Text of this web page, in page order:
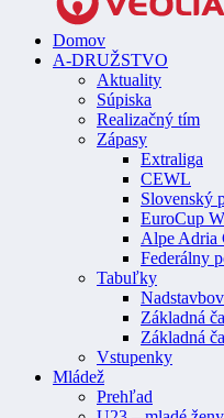
Domov
A-DRUŽSTVO
Aktuality
Súpiska
Realizačný tím
Zápasy
Extraliga
CEWL
Slovenský
EuroCup
Alpe Adria
Federálny
Tabuľky
Základná
Základná
Vstupenky
Mládež
Prehľad